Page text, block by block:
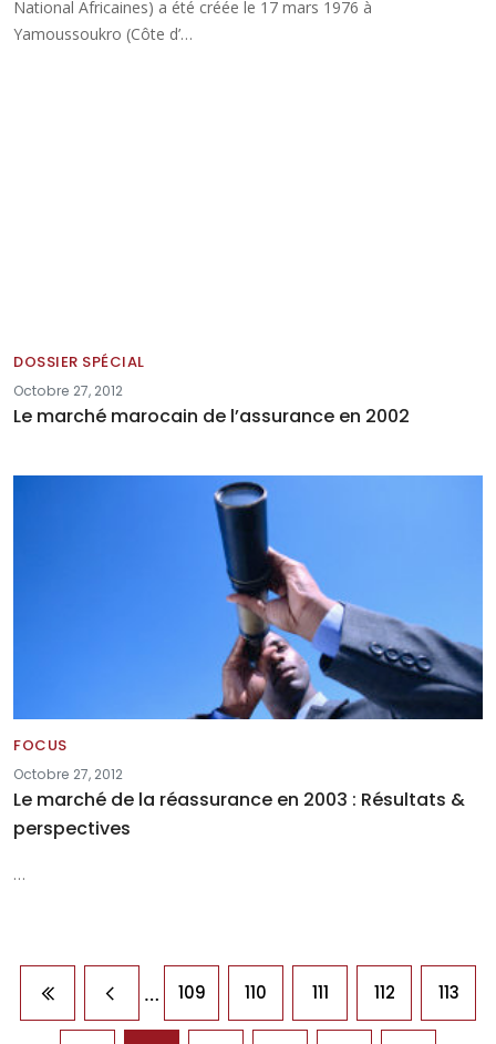
National Africaines) a été créée le 17 mars 1976 à
Yamoussoukro (Côte d’…
DOSSIER SPÉCIAL
Octobre 27, 2012
Le marché marocain de l’assurance en 2002
FOCUS
Octobre 27, 2012
Le marché de la réassurance en 2003 : Résultats &
perspectives
…
Pagination
Première page
Page précédente
… 109 110 111 112 113